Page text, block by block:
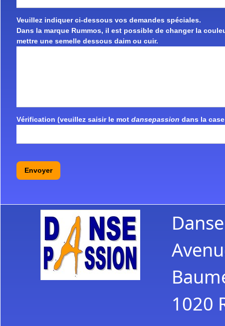
Veuillez indiquer ci-dessous vos demandes spéciales.
Dans la marque Rummos, il est possible de changer la
mettre une semelle dessous daim ou cuir.
Vérification (veuillez saisir le mot dansepassion dans la
Envoyer
1020